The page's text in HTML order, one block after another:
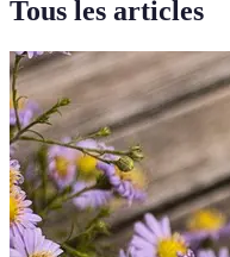
Tous les articles